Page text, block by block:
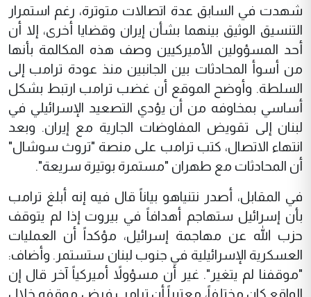
شهدت في السابق عدة اتصالات متوترة، رغم استمرار
التنسيق الوثيق بينهما بشأن إيران وقضايا أخرى، إلا أن
أحد المسؤولين الأميركيين وصف هذه المكالمة بأنها
من أسوأ المحادثات بين الجانبين منذ عودة ترامب إلى
السلطة. وأوضح الموقع أن غضب ترامب ارتبط بشكل
أساسي بمخاوفه من أن يؤدي التصعيد الإسرائيلي في
لبنان إلى تقويض المفاوضات الجارية مع إيران. وبعد
انتهاء الاتصال، كتب ترامب على منصة "تروث سوشال"
أن المحادثات مع طهران "مستمرة بوتيرة سريعة".
في المقابل، أصدر نتنياهو بياناً قال فيه إنه أبلغ ترامب
بأن إسرائيل ستهاجم أهدافاً في بيروت إذا لم يتوقف
حزب الله عن مهاجمة إسرائيل، مؤكداً أن العمليات
العسكرية الإسرائيلية في جنوب لبنان ستستمر. وأضاف:
"موقفنا لم يتغير". غير أن مسؤولاً أميركياً آخر قال إن
الواقع كان مختلفاً، معتبراً أن ترامب فرض موقفه خلال